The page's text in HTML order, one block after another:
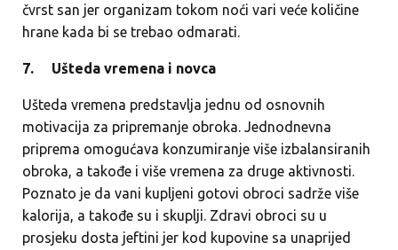
čvrst san jer organizam tokom noći vari veće količine
hrane kada bi se trebao odmarati.
7. Ušteda vremena i novca
Ušteda vremena predstavlja jednu od osnovnih
motivacija za pripremanje obroka. Jednodnevna
priprema omogućava konzumiranje više izbalansiranih
obroka, a takođe i više vremena za druge aktivnosti.
Poznato je da vani kupljeni gotovi obroci sadrže više
kalorija, a takođe su i skuplji. Zdravi obroci su u
prosjeku dosta jeftini jer kod kupovine sa unaprijed